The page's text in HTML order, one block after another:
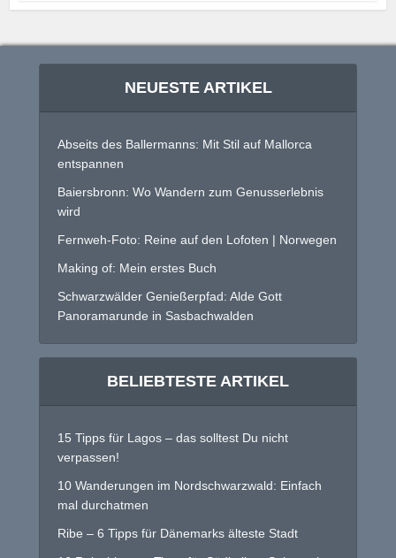
NEUESTE ARTIKEL
Abseits des Ballermanns: Mit Stil auf Mallorca
entspannen
Baiersbronn: Wo Wandern zum Genusserlebnis
wird
Fernweh-Foto: Reine auf den Lofoten | Norwegen
Making of: Mein erstes Buch
Schwarzwälder Genießerpfad: Alde Gott
Panoramarunde in Sasbachwalden
BELIEBTESTE ARTIKEL
15 Tipps für Lagos – das solltest Du nicht
verpassen!
10 Wanderungen im Nordschwarzwald: Einfach
mal durchatmen
Ribe – 6 Tipps für Dänemarks älteste Stadt